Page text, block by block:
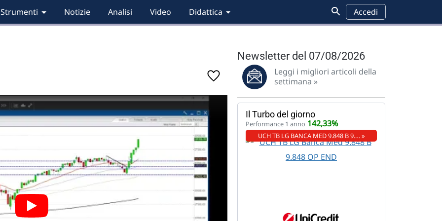
Strumenti Notizie Analisi Video Didattica Accedi
Newsletter del 07/08/2026
Leggi i migliori articoli della
settimana »
Il Turbo del giorno
Performance 1 anno 142,33%
UCH TB LG BANCA MED 9.848 B 9.… »